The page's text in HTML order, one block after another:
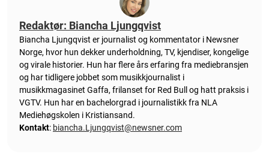
Redaktør: Biancha Ljungqvist
Biancha Ljungqvist er journalist og kommentator i Newsner
Norge, hvor hun dekker underholdning, TV, kjendiser, kongelige
og virale historier. Hun har flere års erfaring fra mediebransjen
og har tidligere jobbet som musikkjournalist i
musikkmagasinet Gaffa, frilanset for Red Bull og hatt praksis i
VGTV. Hun har en bachelorgrad i journalistikk fra NLA
Mediehøgskolen i Kristiansand.
Kontakt: biancha.Ljungqvist@newsner.com